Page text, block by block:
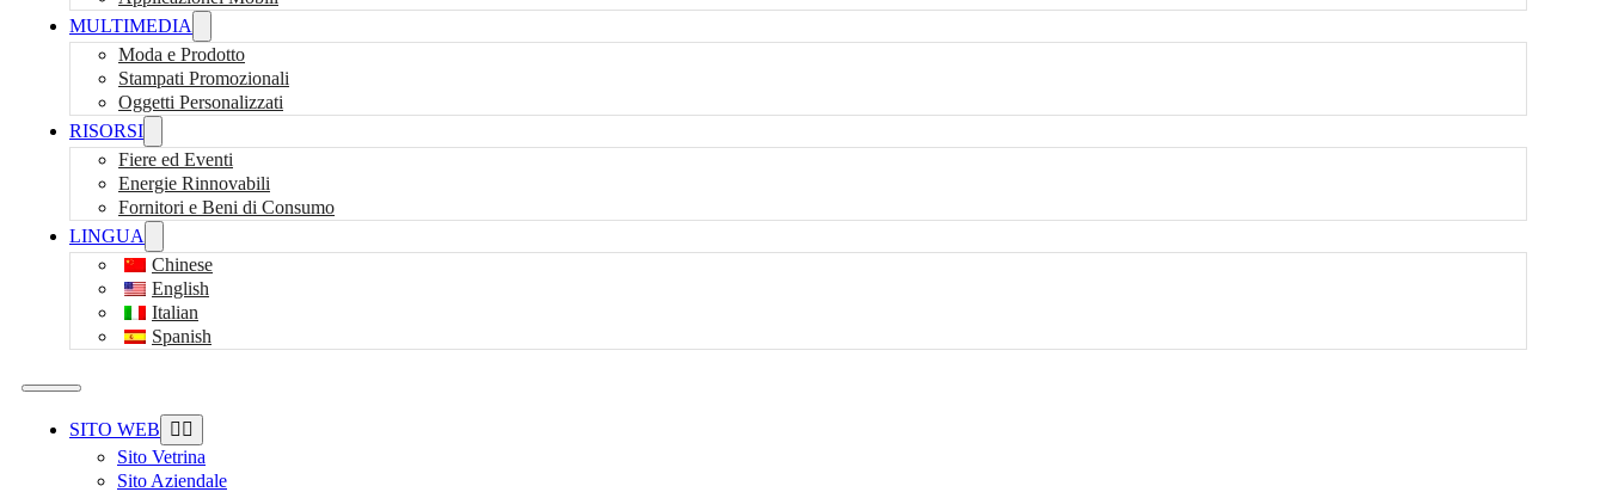
MULTIMEDIA
Moda e Prodotto
Stampati Promozionali
Oggetti Personalizzati
RISORSI
Fiere ed Eventi
Energie Rinnovabili
Fornitori e Beni di Consumo
LINGUA
Chinese
English
Italian
Spanish
SITO WEB
Sito Vetrina
Sito Aziendale